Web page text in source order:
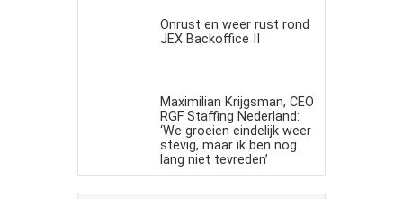
Onrust en weer rust rond
JEX Backoffice II
Maximilian Krijgsman, CEO
RGF Staffing Nederland:
‘We groeien eindelijk weer
stevig, maar ik ben nog
lang niet tevreden’